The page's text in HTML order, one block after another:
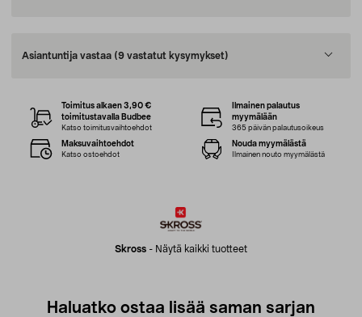
Asiantuntija vastaa (9 vastatut kysymykset)
Skross - Näytä kaikki tuotteet
Toimitus alkaen 3,90 €
toimitustavalla Budbee
Katso toimitusvaihtoehdot
Ilmainen palautus
myymälään
365 päivän palautusoikeus
Maksuvaihtoehdot
Katso ostoehdot
Nouda myymälästä
Ilmainen nouto myymälästä
Haluatko ostaa lisää saman sarjan